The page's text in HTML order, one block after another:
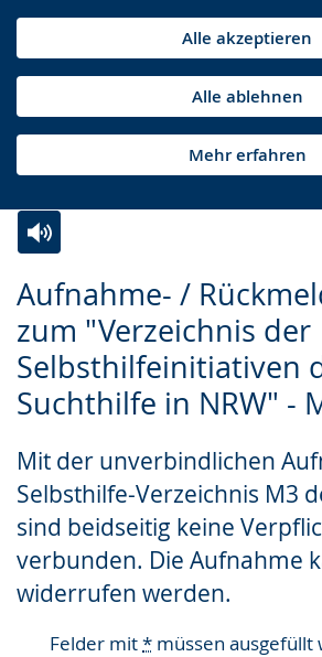
Alle akzeptieren
Alle ablehnen
Mehr erfahren
Aufnahme- /
zum "Verzeichnis der
Selbsthilfeinitiativen
Suchthilfe in NRW" -
Mit der unverbindlichen
Selbsthilfe-Verzeichnis M3
sind beidseitig keine
verbunden. Die Aufnahme
widerrufen werden.
Felder mit* müssen ausgefüllt
Leichten
Sprache
wechseln.
Audio-
Unterstützung.
Video
in
Deutscher
Gebärdensprache
angezeigt.